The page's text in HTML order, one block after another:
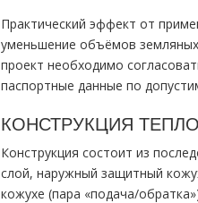
Практический эффект от
уменьшение объёмов
проект необходимо
паспортные данные по
КОНСТРУКЦИЯ
Конструкция состоит из
слой, наружный защитный
кожухе (пара «подача/